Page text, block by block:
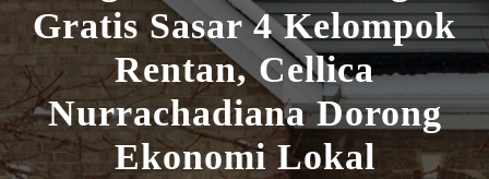
Gratis Sasar 4 Kelompok
Rentan, Cellica
Nurrachadiana Dorong
Ekonomi Lokal